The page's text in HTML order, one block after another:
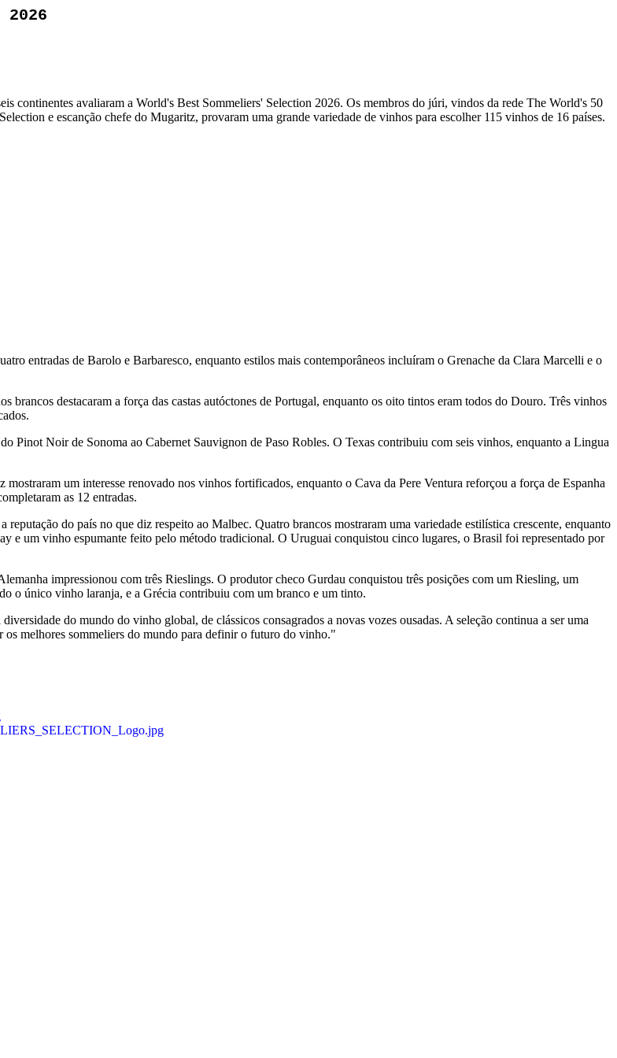
2026
continentes avaliaram a World's Best Sommeliers' Selection 2026. Os membros do júri, vindos da rede The World's 50
e escanção chefe do Mugaritz, provaram uma grande variedade de vinhos para escolher 115 vinhos de 16 países.
entradas de Barolo e Barbaresco, enquanto estilos mais contemporâneos incluíram o Grenache da Clara Marcelli e o
destacaram a força das castas autóctones de Portugal, enquanto os oito tintos eram todos do Douro. Três vinhos
Pinot Noir de Sonoma ao Cabernet Sauvignon de Paso Robles. O Texas contribuiu com seis vinhos, enquanto a Lingua
um interesse renovado nos vinhos fortificados, enquanto o Cava da Pere Ventura reforçou a força de Espanha
as 12 entradas.
do país no que diz respeito ao Malbec. Quatro brancos mostraram uma variedade estilística crescente, enquanto
um vinho espumante feito pelo método tradicional. O Uruguai conquistou cinco lugares, o Brasil foi representado por
impressionou com três Rieslings. O produtor checo Gurdau conquistou três posições com um Riesling, um
o único vinho laranja, e a Grécia contribuiu com um branco e um tinto.
do mundo do vinho global, de clássicos consagrados a novas vozes ousadas. A seleção continua a ser uma
os melhores sommeliers do mundo para definir o futuro do vinho."